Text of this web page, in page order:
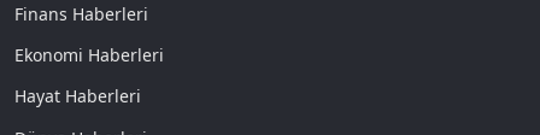
Finans Haberleri
Ekonomi Haberleri
Hayat Haberleri